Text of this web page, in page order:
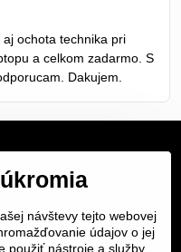
ochota technika pri
a celkom zadarmo. S
Dakujem.
návštevy tejto webovej
údajov o jej
použiť nástroje a služby